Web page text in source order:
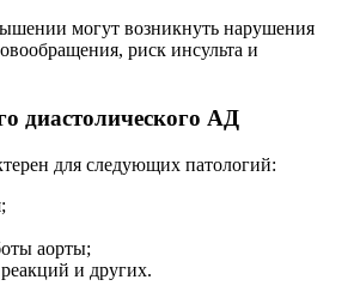
могут возникнуть нарушения
риск инсульта и
диастолического АД
для следующих патологий:
аорты;
и других.